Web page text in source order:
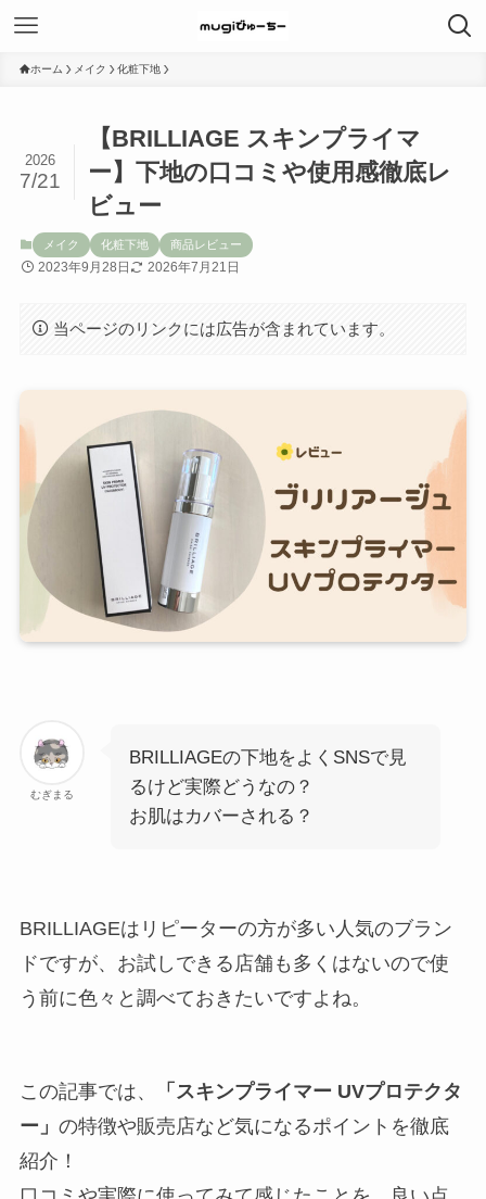
ホーム メイク 化粧下地
【BRILLIAGE スキンプライマ
ー】下地の口コミや使用感徹底レ
ビュー
2026
7/21
メイク 化粧下地 商品レビュー
2023年9月28日 2026年7月21日
当ページのリンクには広告が含まれています。
むぎまる
BRILLIAGEの下地をよくSNSで見
るけど実際どうなの？
お肌はカバーされる？
BRILLIAGEはリピーターの方が多い人気のブラン
ドですが、お試しできる店舗も多くはないので使
う前に色々と調べておきたいですよね。
この記事では、
「スキンプライマー UVプロテクタ
ー」 の特徴や販売店など気になるポイントを徹底
紹介！